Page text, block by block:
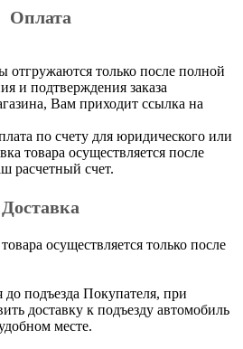
Оплата
отгружаются только после полной
и подтверждения заказа
Вам приходит ссылка на
по счету для юридического или
товара осуществляется после
расчетный счет.
Доставка
осуществляется только после
до подъезда Покупателя, при
доставку к подъезду автомобиль
месте.